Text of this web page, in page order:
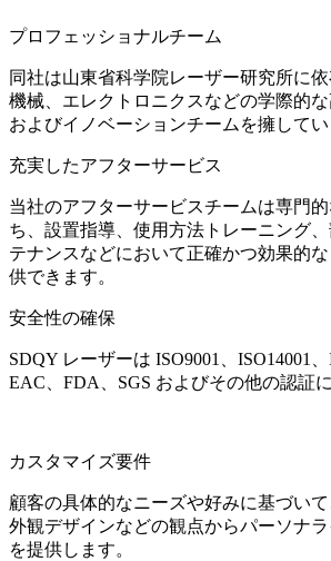
プロフェッショナルチーム
同社は山東省科学院レーザー研究所に依
機械、エレクトロニクスなどの学際的
およびイノベーションチームを擁してい
充実したアフターサービス
当社のアフターサービスチームは専門
ち、設置指導、使用方法トレーニング
テナンスなどにおいて正確かつ効果的
供できます。
安全性の確保
SDQY レーザーは ISO9001、ISO14001、
EAC、FDA、SGS およびその他の認証
カスタマイズ要件
顧客の具体的なニーズや好みに基づいて
外観デザインなどの観点からパーソナ
を提供します。